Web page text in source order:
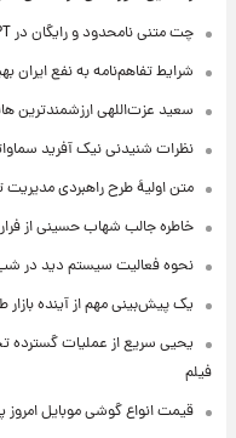
چت متنی نامحدود و رایگان در ChatGPT
شرایط تفاهم‌نامه به نفع ایران
سعید عزت‌اللهی ارزشمندترین
نظرات شنیدنی نیک آفرید
متن اولیۀ طرح راهبردی مدیریت
خاطره جالب شهاب حسینی از
نحوه فعالیت سیستم دید در
یک پیش‌بینی مهم از آینده بازار
یحیی سریع از عملیات گسترده
فیلم
قیمت انواع گوشی موبایل امروز پنجشنبه ۱۵